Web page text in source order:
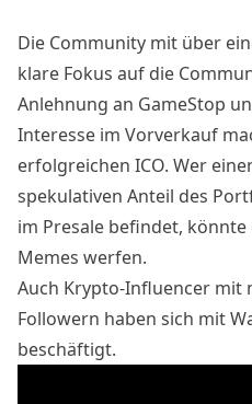
Die Community mit über
klare Fokus auf die
Anlehnung an GameStop
Interesse im Vorverkauf
erfolgreichen ICO. Wer
spekulativen Anteil des
im Presale befindet,
Memes werfen.
Auch Krypto-Influencer
Followern haben sich mit
beschäftigt.